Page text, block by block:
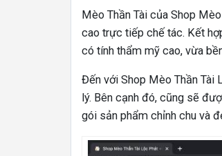
Mèo Thần Tài của Shop
cao trực tiếp chế tác. Kết
có tính thẩm mỹ cao, vừa
Đến với Shop Mèo Thần Tài
lý. Bên cạnh đó, cũng sẽ
gói sản phẩm chỉnh chu và